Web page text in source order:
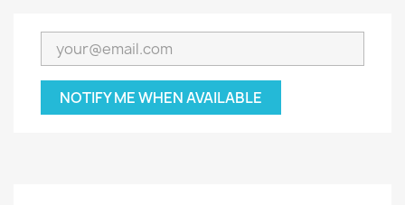
NOTIFY ME WHEN AVAILABLE